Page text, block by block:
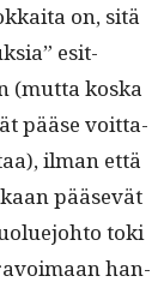
on, sitä
esit­
(mut­ta kos­ka
pääse voit­ta­
ilman että
pää­sevät
toki
han­